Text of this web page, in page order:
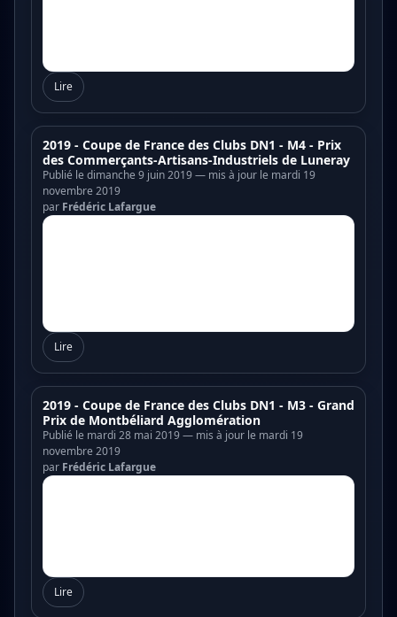
Lire
2019 - Coupe de France des Clubs DN1 - M4 - Prix
des Commerçants-Artisans-Industriels de Luneray
Publié le dimanche 9 juin 2019 — mis à jour le mardi 19
novembre 2019
par Frédéric Lafargue
Lire
2019 - Coupe de France des Clubs DN1 - M3 - Grand
Prix de Montbéliard Agglomération
Publié le mardi 28 mai 2019 — mis à jour le mardi 19
novembre 2019
par Frédéric Lafargue
Lire